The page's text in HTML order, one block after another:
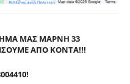
ΜΑΣ ΜΑΡΝΗ 33
ΑΠΟ ΚΟΝΤΑ!!!